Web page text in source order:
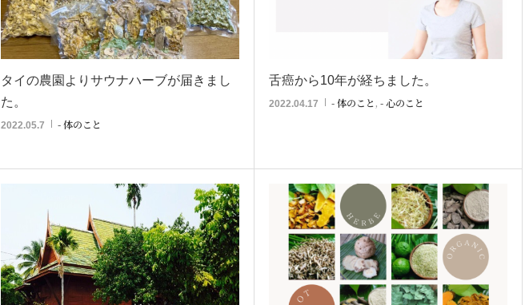
タイの農園よりサウナハーブが届きまし
た。
2022.05.7 - 体のこと
舌癌から10年が経ちました。
2022.04.17 - 体のこと , - 心のこと